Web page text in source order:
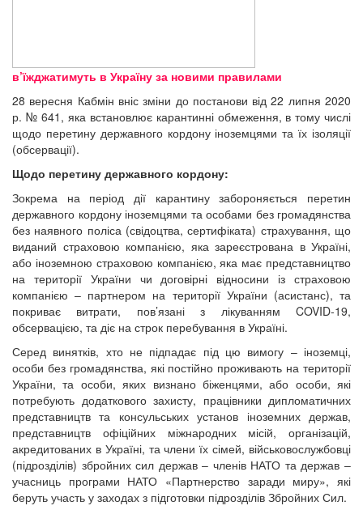
в’їжджатимуть в Україну за новими правилами
28 вересня Кабмін вніс зміни до постанови від 22 липня 2020
р. № 641, яка встановлює карантинні обмеження, в тому числі
щодо перетину державного кордону іноземцями та їх ізоляції
(обсервації).
Щодо перетину державного кордону:
Зокрема на період дії карантину забороняється перетин
державного кордону іноземцями та особами без громадянства
без наявного поліса (свідоцтва, сертифіката) страхування, що
виданий страховою компанією, яка зареєстрована в Україні,
або іноземною страховою компанією, яка має представництво
на території України чи договірні відносини із страховою
компанією – партнером на території України (асистанс), та
покриває витрати, пов’язані з лікуванням COVID-19,
обсервацією, та діє на строк перебування в Україні.
Серед винятків, хто не підпадає під цю вимогу – іноземці,
особи без громадянства, які постійно проживають на території
України, та особи, яких визнано біженцями, або особи, які
потребують додаткового захисту, працівники дипломатичних
представництв та консульських установ іноземних держав,
представництв офіційних міжнародних місій, організацій,
акредитованих в Україні, та члени їх сімей, військовослужбовці
(підрозділів) збройних сил держав – членів НАТО та держав –
учасниць програми НАТО «Партнерство заради миру», які
беруть участь у заходах з підготовки підрозділів Збройних Сил.